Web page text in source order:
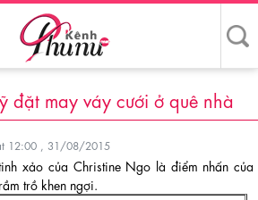
đặt may váy cưới ở quê nhà
12:00 , 31/08/2015
xảo của Christine Ngo là điểm nhấn của
trồ khen ngợi.